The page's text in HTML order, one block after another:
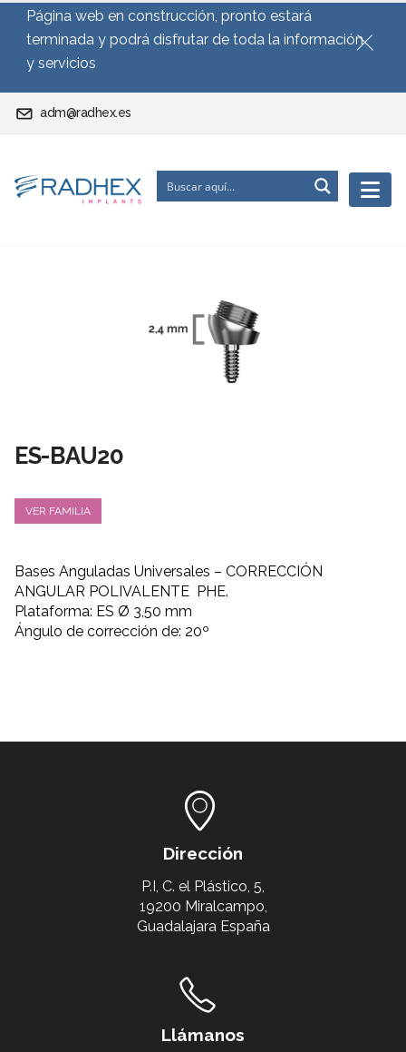
Página web en construcción, pronto estará
terminada y podrá disfrutar de toda la información
y servicios
adm@radhex.es
ES-BAU20
VER FAMILIA
Bases Anguladas Universales – CORRECCIÓN
ANGULAR POLIVALENTE PHE.
Plataforma: ES Ø 3,50 mm
Ángulo de corrección de: 20º
Dirección
P.I, C. el Plástico, 5,
19200 Miralcampo,
Guadalajara España
Llámanos